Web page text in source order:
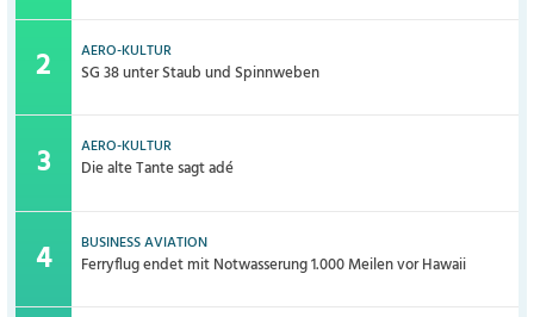
AERO-KULTUR
SG 38 unter Staub und Spinnweben
AERO-KULTUR
Die alte Tante sagt adé
BUSINESS AVIATION
Ferryflug endet mit Notwasserung 1.000 Meilen vor Hawaii